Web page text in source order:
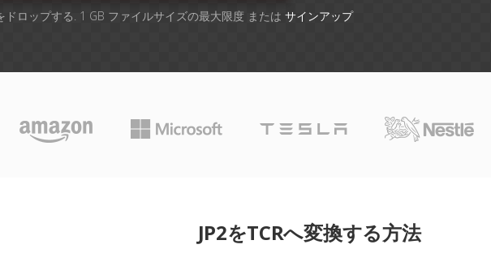
ドロップする. 1 GB ファイルサイズの最大限度 または サインアップ
JP2をTCRへ変換する方法